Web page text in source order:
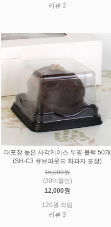
리뷰 3
대포장 높은 사각케이스 투명 블랙 50개
(SH-C3 큐브파운드 화과자 포장)
15,000원
(20%할인)
12,000원
120원 적립
리뷰 3